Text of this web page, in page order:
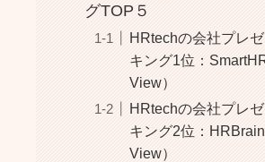
グTOP５
HRtechの会社プレ
キング1位：
View）
HRtechの会社プレ
キング2位：
View）